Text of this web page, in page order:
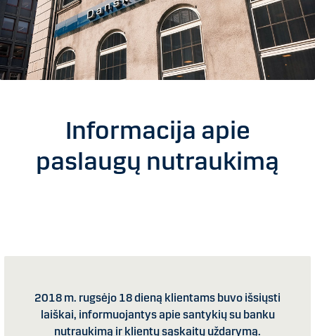
Informacija apie
paslaugų nutraukimą
2018 m. rugsėjo 18 dieną klientams buvo išsiųsti
laiškai, informuojantys apie santykių su banku
nutraukimą ir klientų sąskaitų uždarymą.